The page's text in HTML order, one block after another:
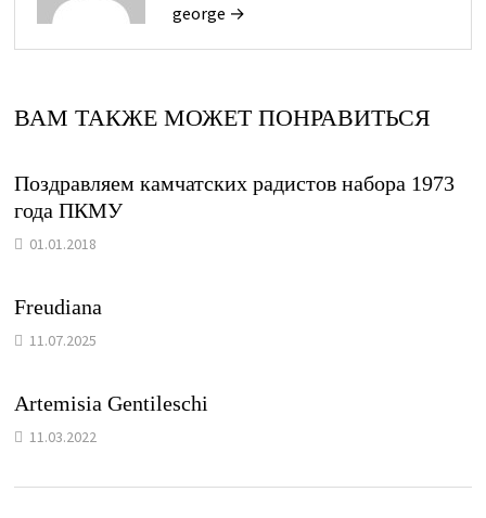
george →
ВАМ ТАКЖЕ МОЖЕТ ПОНРАВИТЬСЯ
Поздравляем камчатских радистов набора 1973
года ПКМУ
01.01.2018
Freudiana
11.07.2025
Artemisia Gentileschi
11.03.2022